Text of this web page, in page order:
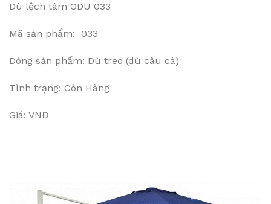
Dù lệch tâm ODU 033
Mã sản phẩm: 033
Dòng sản phẩm: Dù treo (dù câu cá)
Tình trạng: Còn Hàng
Giá: VNĐ